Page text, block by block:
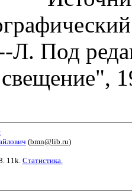
Под
(bmn@lib.ru)
11k. Статистика.